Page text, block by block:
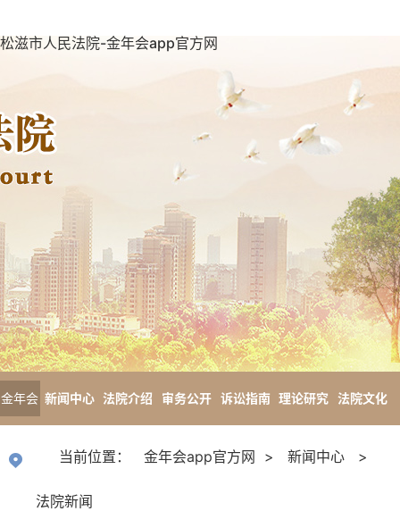
松滋市人民法院-金年会app官方网
金年会
方网
新闻中心 法院介绍 审务公开 诉讼指南 理论研究 法院文化
当前位置： 金年会app官方网 > 新闻中心 >
法院新闻